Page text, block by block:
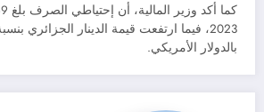
بالدولار الأمريكي.